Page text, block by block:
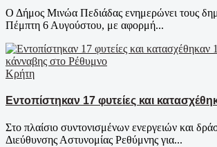
Ο Δήμος Μινώα Πεδιάδας ενημερώνει τους
Πέμπτη 6 Αυγούστου, με αφορμή...
Κρήτη
Εντοπίστηκαν 17 φυτείες και
Στο πλαίσιο συντονισμένων ενεργειών και
Διεύθυνσης Αστυνομίας Ρεθύμνης για...